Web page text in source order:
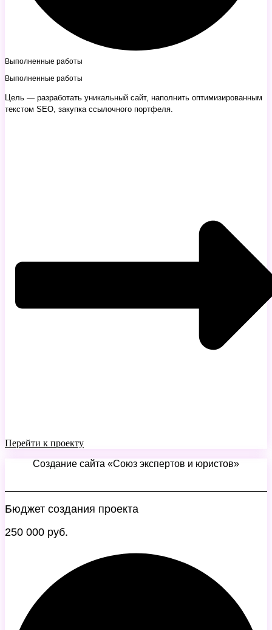
Выполненные работы
Выполненные работы
Цель — разработать уникальный сайт, наполнить оптимизированным
текстом SEO, закупка ссылочного портфеля.
Перейти к проекту
Создание сайта «Союз экспертов и юристов»
Бюджет создания проекта
250 000 руб.